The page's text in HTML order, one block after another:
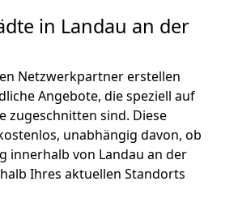
in Landau an der
Netzwerkpartner erstellen
Angebote, die speziell auf
zugeschnitten sind. Diese
unabhängig davon, ob
innerhalb von Landau an der
Ihres aktuellen Standorts